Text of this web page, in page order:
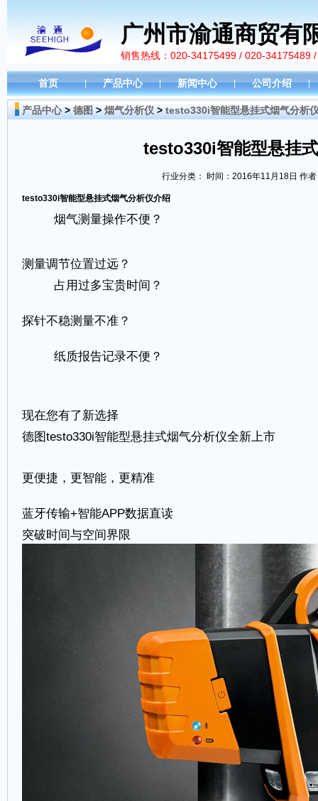
广州市渝通商贸有
销售热线：020-34175499 / 020-34175489
首页 | 产品中心 | 新闻中心 | 公司介绍 |
产品中心> 德图 > 烟气分析仪 > testo330i智能型悬挂式烟气分析
testo330i智能型悬挂
行业分类： 时间：2016年11月18日 作
testo330i智能型悬挂式烟气分析仪介绍
烟气测量操作不便？
测量调节位置过远？
占用过多宝贵时间？
探针不稳测量不准？
纸质报告记录不便？
现在您有了新选择
德图testo330i智能型悬挂式烟气分析仪全新上市
更便捷，更智能，更精准
蓝牙传输+智能APP数据直读
突破时间与空间界限